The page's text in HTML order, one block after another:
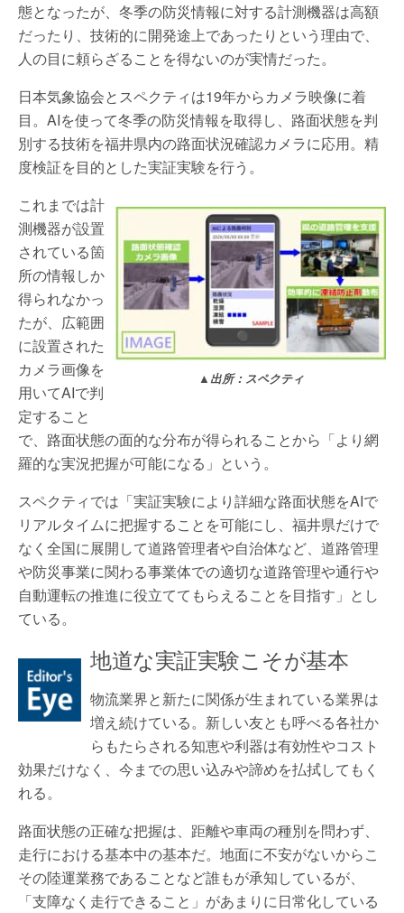
態となったが、冬季の防災情報に対する計測機器は高額
だったり、技術的に開発途上であったりという理由で、
人の目に頼らざることを得ないのが実情だった。
日本気象協会とスペクティは19年からカメラ映像に着
目。AIを使って冬季の防災情報を取得し、路面状態を判
別する技術を福井県内の路面状況確認カメラに応用。精
度検証を目的とした実証実験を行う。
▲ 出所：スペクティ
これまでは計
測機器が設置
されている箇
所の情報しか
得られなかっ
たが、広範囲
に設置された
カメラ画像を
用いてAIで判
定すること
で、路面状態の面的な分布が得られることから「より網
羅的な実況把握が可能になる」という。
スペクティでは「実証実験により詳細な路面状態をAIで
リアルタイムに把握することを可能にし、福井県だけで
なく全国に展開して道路管理者や自治体など、道路管理
や防災事業に関わる事業体での適切な道路管理や通行や
自動運転の推進に役立ててもらえることを目指す」とし
ている。
地道な実証実験こそが基本
物流業界と新たに関係が生まれている業界は
増え続けている。新しい友とも呼べる各社か
らもたらされる知恵や利器は有効性やコスト
効果だけなく、今までの思い込みや諦めを払拭してもく
れる。
路面状態の正確な把握は、距離や車両の種別を問わず、
走行における基本中の基本だ。地面に不安がないからこ
その陸運業務であることなど誰もが承知しているが、
「支障なく走行できること」があまりに日常化している